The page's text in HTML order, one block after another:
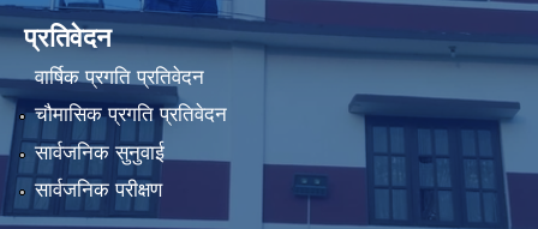
प्रतिवेदन
वार्षिक प्रगति प्रतिवेदन
चौमासिक प्रगति प्रतिवेदन
सार्वजनिक सुनुवाई
सार्वजनिक परीक्षण